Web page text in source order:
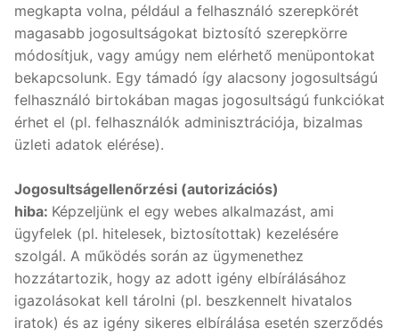
megkapta volna, például a felhasználó szerepkörét
magasabb jogosultságokat biztosító szerepkörre
módosítjuk, vagy amúgy nem elérhető menüpontokat
bekapcsolunk. Egy támadó így alacsony jogosultságú
felhasználó birtokában magas jogosultságú funkciókat
érhet el (pl. felhasználók adminisztrációja, bizalmas
üzleti adatok elérése).
Jogosultságellenőrzési (autorizációs)
hiba: Képzeljünk el egy webes alkalmazást, ami
ügyfelek (pl. hitelesek, biztosítottak) kezelésére
szolgál. A működés során az ügymenethez
hozzátartozik, hogy az adott igény elbírálásához
igazolásokat kell tárolni (pl. beszkennelt hivatalos
iratok) és az igény sikeres elbírálása esetén szerződés